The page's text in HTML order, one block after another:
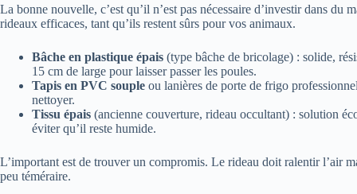
La bonne nouvelle, c’est qu’il n’est pas nécessaire d’investir dans
rideaux efficaces, tant qu’ils restent sûrs pour vos animaux.
Bâche en plastique épais (type bâche de bricolage) : solide,
15 cm de large pour laisser passer les poules.
Tapis en PVC souple ou lanières de porte de frigo
nettoyer.
Tissu épais (ancienne couverture, rideau occultant) : solution
éviter qu’il reste humide.
L’important est de trouver un compromis. Le rideau doit ralentir l’air
peu téméraire.